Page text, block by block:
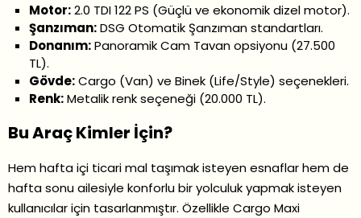
Motor:2.0 TDI 122 PS (Güçlü ve ekonomik dizel motor).
Şanzıman:DSG Otomatik Şanzıman standartları.
Donanım:Panoramik Cam Tavan opsiyonu (27.500
TL).
Gövde:Cargo (Van) ve Binek (Life/Style) seçenekleri.
Renk:Metalik renk seçeneği (20.000 TL).
Bu Araç Kimler İçin?
Hem hafta içi ticari mal taşımak isteyen esnaflar hem de
hafta sonu ailesiyle konforlu bir yolculuk yapmak isteyen
kullanıcılar için tasarlanmıştır. Özellikle Cargo Maxi